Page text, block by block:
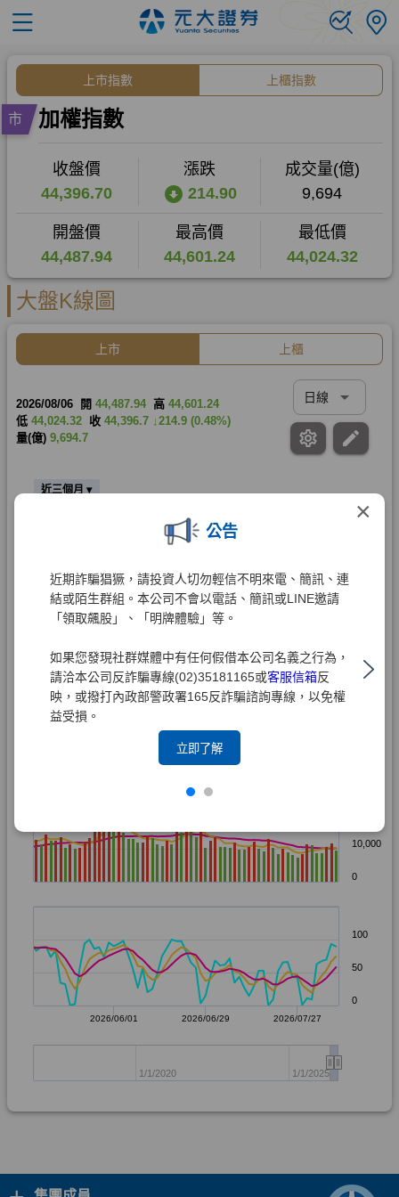
×
公告
近期詐騙猖獗，請投資人切勿輕信不明來電、簡訊、連
結或陌生群組。本公司不會以電話、簡訊或LINE邀請
「領取飆股」、「明牌體驗」等。
如果您發現社群媒體中有任何假借本公司名義之行為，
請洽本公司反詐騙專線(02)35181165或客服信箱反
映，或撥打內政部警政署165反詐騙諮詢專線，以免權
益受損。
立即了解